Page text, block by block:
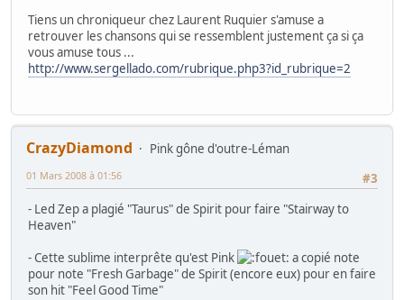
Tiens un chroniqueur chez Laurent Ruquier s'amuse a
retrouver les chansons qui se ressemblent justement ça si ça
vous amuse tous ...
http://www.sergellado.com/rubrique.php3?id_rubrique=2
CrazyDiamond
Pink gône d'outre-Léman
#3
01 Mars 2008 à 01:56
- Led Zep a plagié "Taurus" de Spirit pour faire "Stairway to
Heaven"
- Cette sublime interprête qu'est Pink
a copié note
pour note "Fresh Garbage" de Spirit (encore eux) pour en faire
son hit "Feel Good Time"